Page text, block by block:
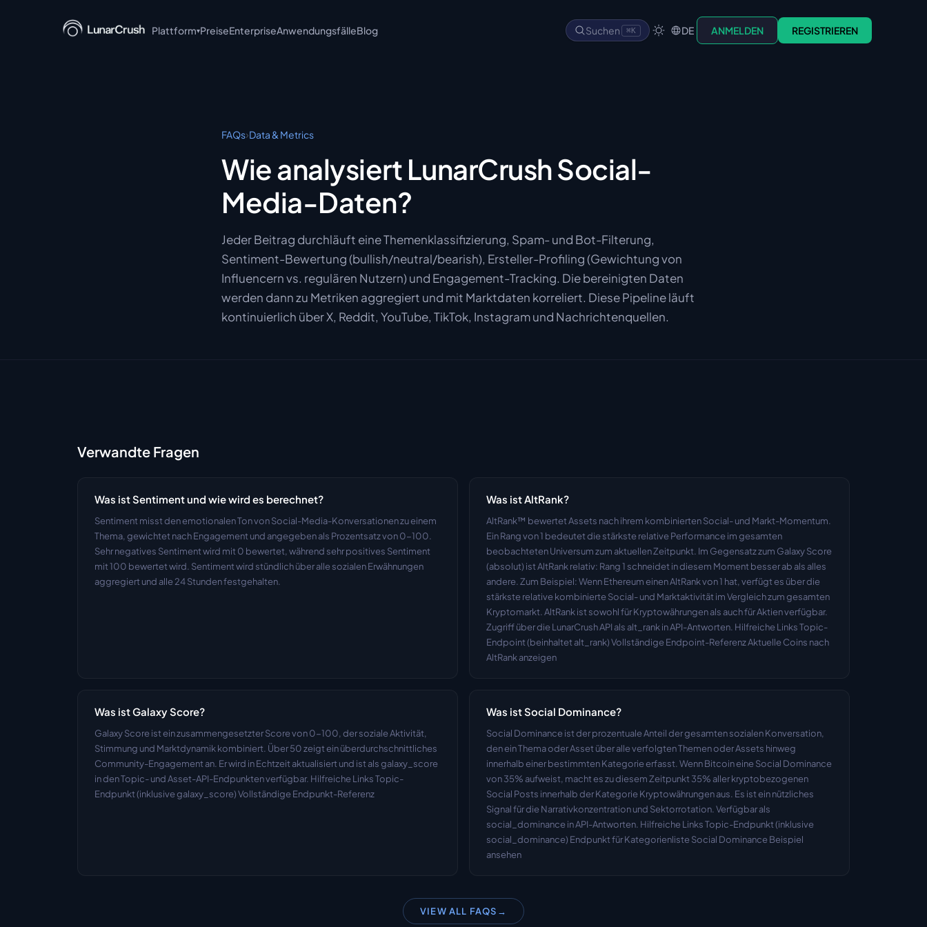
Plattform▾
LunarCrush Discover
LunarCrush Collections
PreiseEnterpriseAnwendungsfälleBlog Suchen ⌘K DE ANMELDEN REGISTRIEREN
FAQs›Data & Metrics
Wie analysiert LunarCrush Social-
Media-Daten?
Jeder Beitrag durchläuft eine Themenklassifizierung, Spam- und Bot-Filterung,
Sentiment-Bewertung (bullish/neutral/bearish), Ersteller-Profiling (Gewichtung von
Influencern vs. regulären Nutzern) und Engagement-Tracking. Die bereinigten Daten
werden dann zu Metriken aggregiert und mit Marktdaten korreliert. Diese Pipeline läuft
kontinuierlich über X, Reddit, YouTube, TikTok, Instagram und Nachrichtenquellen.
Verwandte Fragen
Was ist Sentiment und wie wird es berechnet?
Sentiment misst den emotionalen Ton von Social-Media-Konversationen zu einem
Thema, gewichtet nach Engagement und angegeben als Prozentsatz von 0-100.
Sehr negatives Sentiment wird mit 0 bewertet, während sehr positives Sentiment
mit 100 bewertet wird. Sentiment wird stündlich über alle sozialen Erwähnungen
aggregiert und alle 24 Stunden festgehalten.
Was ist AltRank?
AltRank™ bewertet Assets nach ihrem kombinierten Social- und Markt-Momentum.
Ein Rang von 1 bedeutet die stärkste relative Performance im gesamten
beobachteten Universum zum aktuellen Zeitpunkt. Im Gegensatz zum Galaxy Score
(absolut) ist AltRank relativ: Rang 1 schneidet in diesem Moment besser ab als alles
andere. Zum Beispiel: Wenn Ethereum einen AltRank von 1 hat, verfügt es über die
stärkste relative kombinierte Social- und Marktaktivität im Vergleich zum gesamten
Kryptomarkt. AltRank ist sowohl für Kryptowährungen als auch für Aktien verfügbar.
Zugriff über die LunarCrush API als alt_rank in API-Antworten. Hilfreiche Links Topic-
Endpoint (beinhaltet alt_rank) Vollständige Endpoint-Referenz Aktuelle Coins nach
AltRank anzeigen
Was ist Galaxy Score?
Galaxy Score ist ein zusammengesetzter Score von 0-100, der soziale Aktivität,
Stimmung und Marktdynamik kombiniert. Über 50 zeigt ein überdurchschnittliches
Community-Engagement an. Er wird in Echtzeit aktualisiert und ist als galaxy_score
in den Topic- und Asset-API-Endpunkten verfügbar. Hilfreiche Links Topic-
Endpunkt (inklusive galaxy_score) Vollständige Endpunkt-Referenz
Was ist Social Dominance?
Social Dominance ist der prozentuale Anteil der gesamten sozialen Konversation,
den ein Thema oder Asset über alle verfolgten Themen oder Assets hinweg
innerhalb einer bestimmten Kategorie erfasst. Wenn Bitcoin eine Social Dominance
von 35% aufweist, macht es zu diesem Zeitpunkt 35% aller kryptobezogenen
Social Posts innerhalb der Kategorie Kryptowährungen aus. Es ist ein nützliches
Signal für die Narrativkonzentration und Sektorrotation. Verfügbar als
social_dominance in API-Antworten. Hilfreiche Links Topic-Endpunkt (inklusive
social_dominance) Endpunkt für Kategorienliste Social Dominance Beispiel
ansehen
VIEW ALL FAQS →